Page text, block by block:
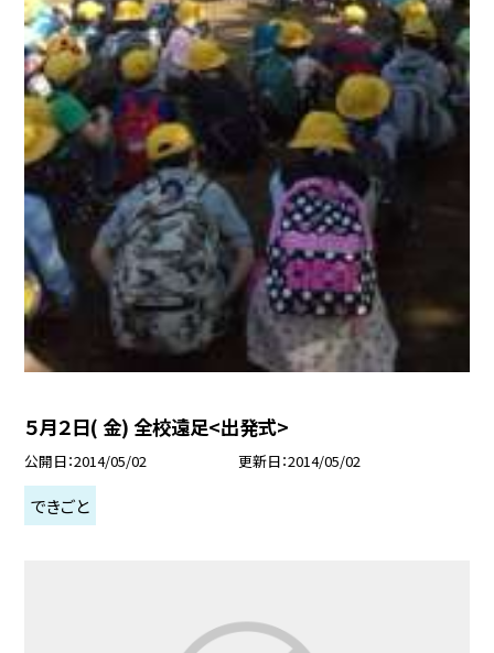
５月２日( 金) 全校遠足<出発式>
公開日 2014/05/02 更新日 2014/05/02
できごと